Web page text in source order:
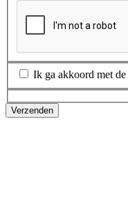
Ik ga akkoord met de